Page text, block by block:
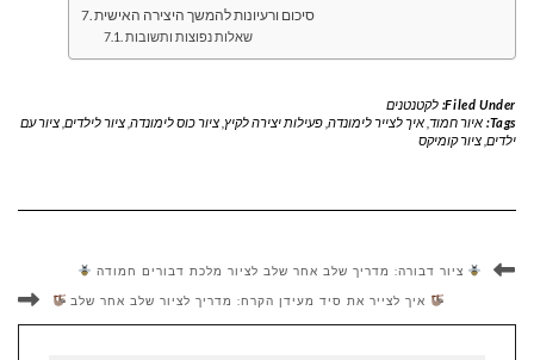
סיכום ורעיונות להמשך היצירה האישית
שאלות נפוצות ותשובות
Filed Under: לקטנטנים
Tags: איור חמוד, איך לצייר לימונדה, פעילות יצירה לקיץ ציור כוס לימונדה, ציור לילדים, ציור עם
ילדים ציור קומיקס
ציור דבורה: מדריך שלב אחר שלב לציור מלכת דבורים חמודה
איך לצייר את סיד מעידן הקרח: מדריך לציור שלב אחר שלב